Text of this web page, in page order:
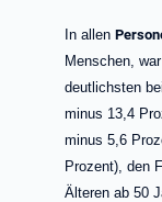
In allen
Menschen,
deutlichsten
minus 13,4
minus 5,6
Prozent), den
Älteren ab 50